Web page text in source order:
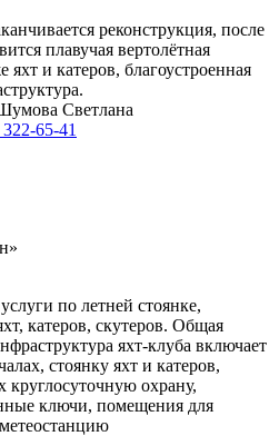
реконструкция, после
плавучая вертолётная
и катеров, благоустроенная
Светлана
65-41
по летней стоянке,
катеров, скутеров. Общая
яхт-клуба включает
стоянку яхт и катеров,
круглосуточную охрану,
ключи, помещения для